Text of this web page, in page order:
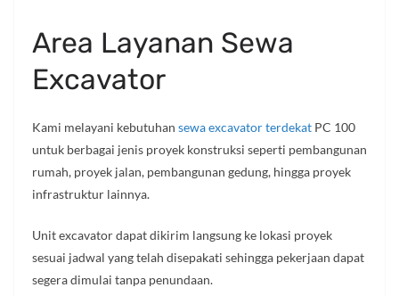
Area Layanan Sewa
Excavator
Kami melayani kebutuhan sewa excavator terdekat PC 100
untuk berbagai jenis proyek konstruksi seperti pembangunan
rumah, proyek jalan, pembangunan gedung, hingga proyek
infrastruktur lainnya.
Unit excavator dapat dikirim langsung ke lokasi proyek
sesuai jadwal yang telah disepakati sehingga pekerjaan dapat
segera dimulai tanpa penundaan.